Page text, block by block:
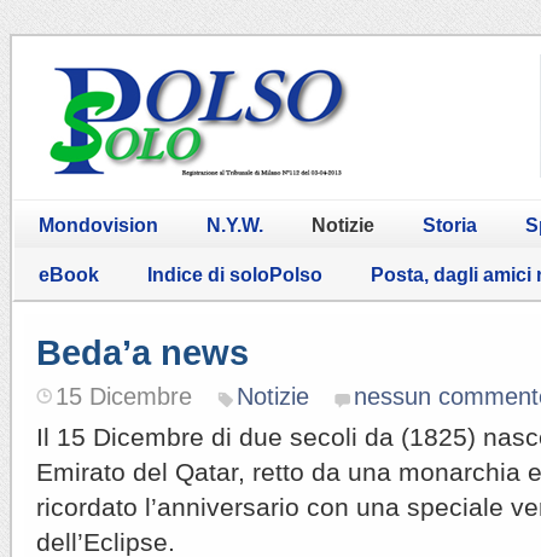
Mondovision N.Y.W. Notizie Storia
eBook Indice di soloPolso Posta, dagli amici
Beda’a news
15 Dicembre Notizie nessun
Il 15 Dicembre di due secoli da (1825)
Emirato del Qatar, retto da una monarchia
ricordato l’anniversario con una speciale
dell’Eclipse.